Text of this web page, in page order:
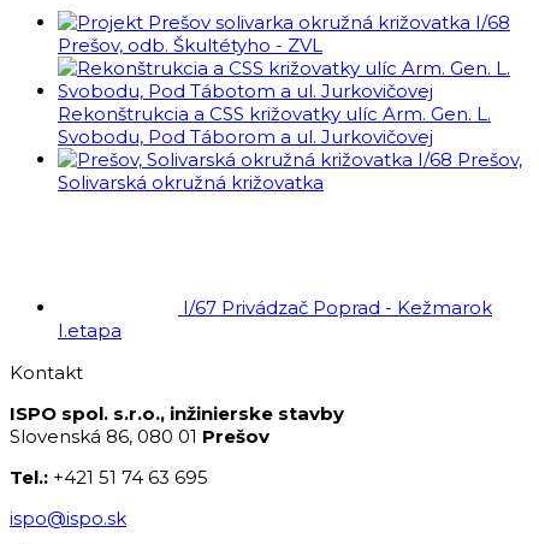
I/68
Prešov, odb. Škultétyho - ZVL
Rekonštrukcia a CSS križovatky ulíc Arm. Gen. L.
Svobodu, Pod Táborom a ul. Jurkovičovej
I/68 Prešov,
Solivarská okružná križovatka
I/67 Privádzač Poprad - Kežmarok
I.etapa
Kontakt
ISPO spol. s.r.o., inžinierske stavby
Slovenská 86, 080 01 Prešov
Tel.: +421 51 74 63 695
ispo@ispo.sk